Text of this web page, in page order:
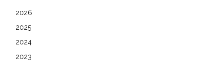
2026
2025
2024
2023